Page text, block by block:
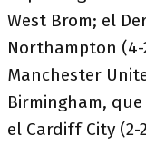
West Brom; el
Northampton (4-
Manchester
Birmingham,
el Cardiff City (2-